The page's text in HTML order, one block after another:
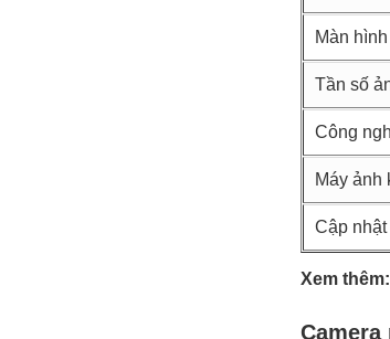
Màn hình
Tần số
Công
Máy ảnh
Cập
Xem thêm:
Camera